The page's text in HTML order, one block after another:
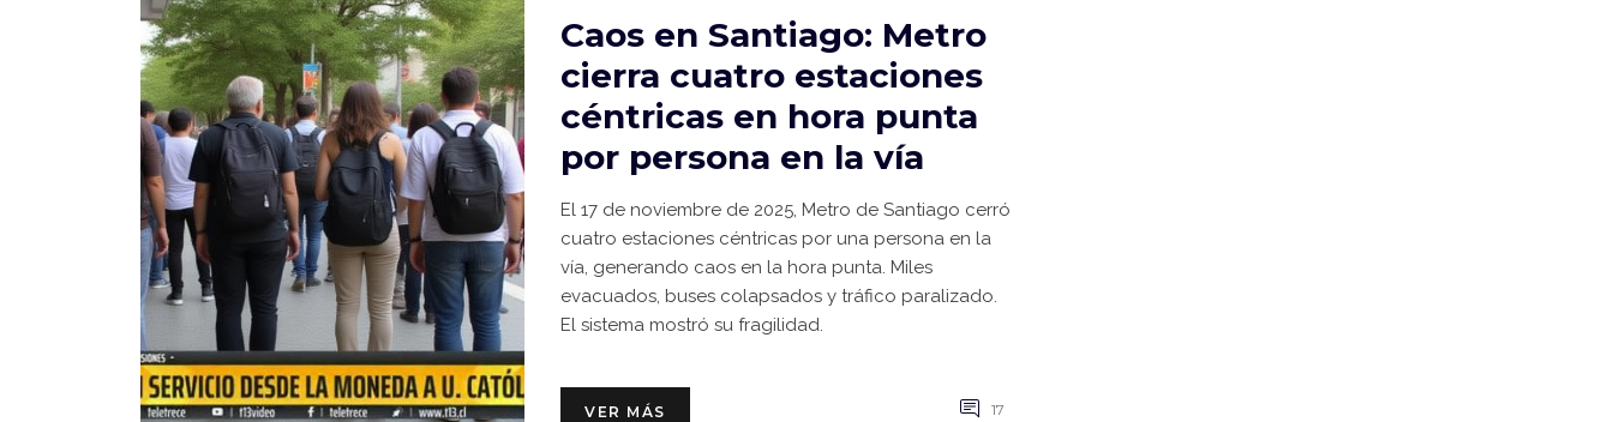
Caos en Santiago: Metro
cierra cuatro estaciones
céntricas en hora punta
por persona en la vía
El 17 de noviembre de 2025, Metro de Santiago cerró
cuatro estaciones céntricas por una persona en la
vía, generando caos en la hora punta. Miles
evacuados, buses colapsados y tráfico paralizado.
El sistema mostró su fragilidad.
VER MÁS 17